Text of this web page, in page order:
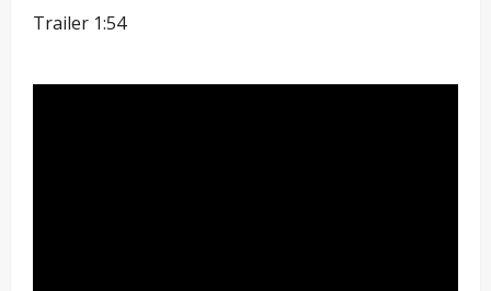
Trailer 1:54